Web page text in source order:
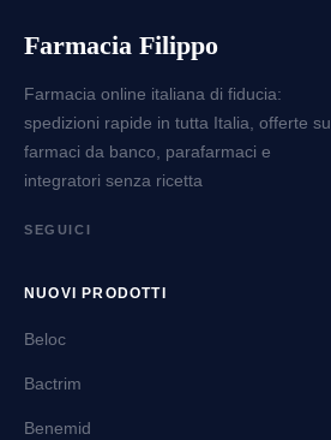
Farmacia Filippo
Farmacia online italiana di fiducia:
spedizioni rapide in tutta Italia, offerte su
farmaci da banco, parafarmaci e
integratori senza ricetta
SEGUICI
NUOVI PRODOTTI
Beloc
Bactrim
Benemid